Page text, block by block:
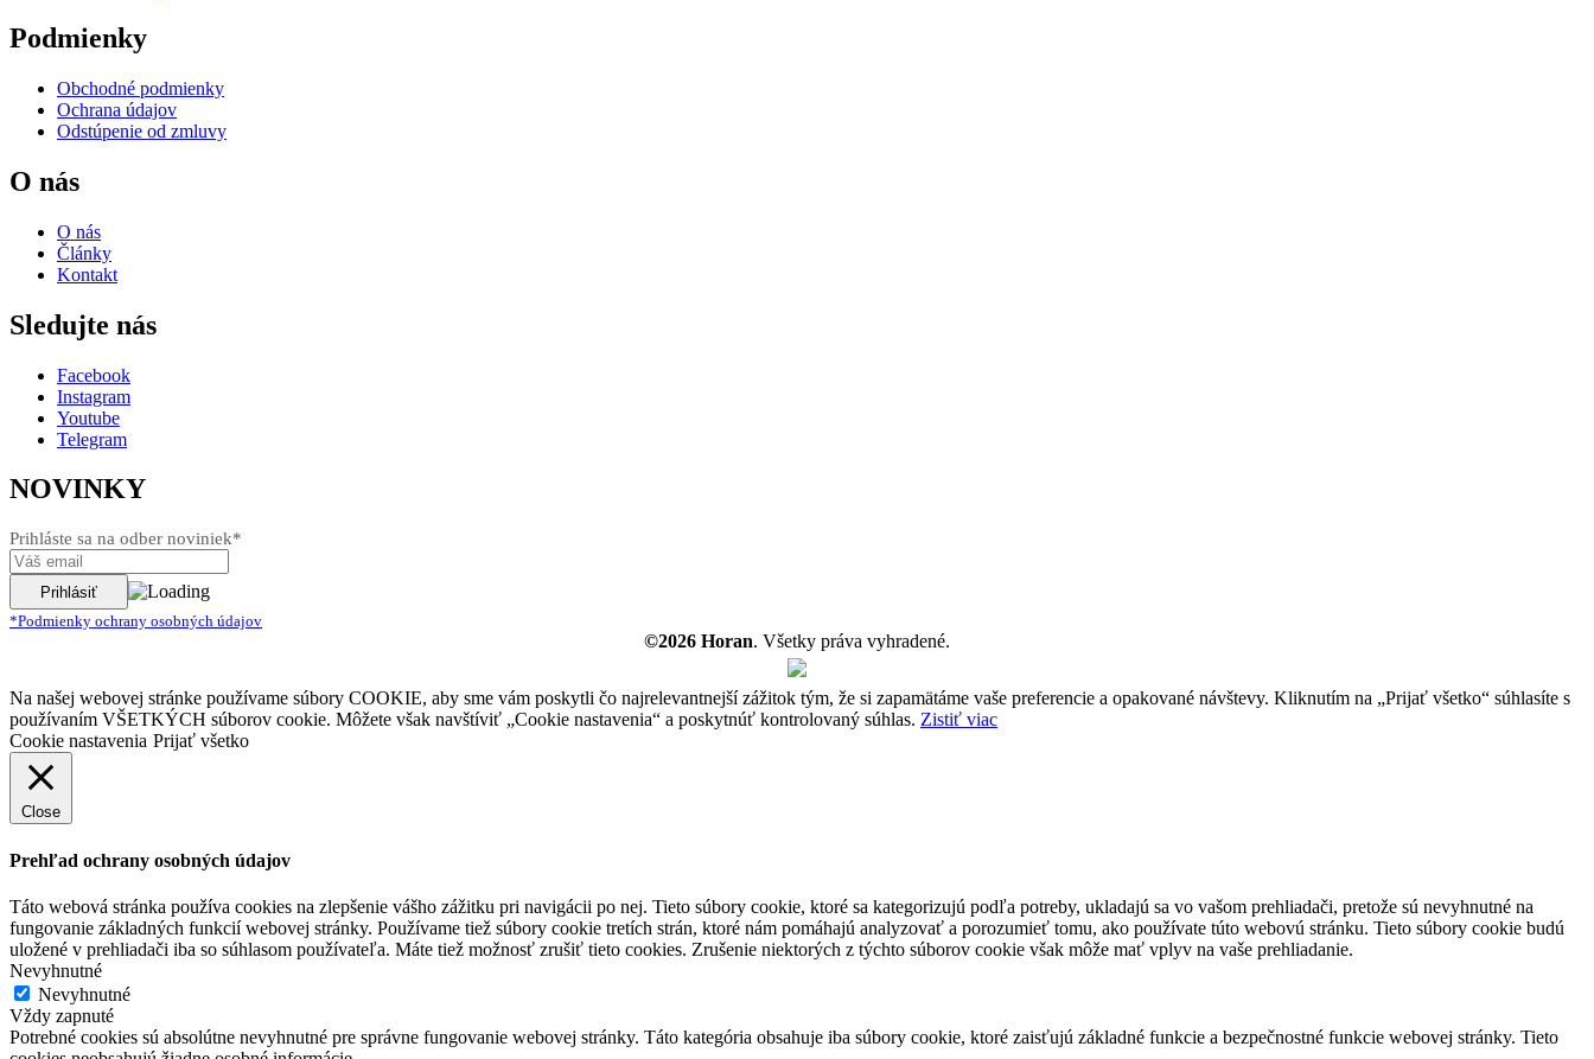
Podmienky
Obchodné podmienky
Ochrana údajov
Odstúpenie od zmluvy
O nás
O nás
Články
Kontakt
Sledujte nás
Facebook
Instagram
Youtube
Telegram
NOVINKY
Prihláste sa na odber noviniek*
*Podmienky ochrany osobných údajov
©2026 Horan. Všetky práva vyhradené.
Na našej webovej stránke používame súbory COOKIE, aby sme vám poskytli čo najrelevantnejší zážitok tým, že si zapamätáme vaše preferencie a opakované návštevy. Kliknutím na „Prijať všetko“ súhlasíte s
používaním VŠETKÝCH súborov cookie. Môžete však navštíviť „Cookie nastavenia“ a poskytnúť kontrolovaný súhlas. Zistiť viac
Cookie nastavenia Prijať všetko
Close
Prehľad ochrany osobných údajov
Táto webová stránka používa cookies na zlepšenie vášho zážitku pri navigácii po nej. Tieto súbory cookie, ktoré sa kategorizujú podľa potreby, ukladajú sa vo vašom prehliadači, pretože sú nevyhnutné na
fungovanie základných funkcií webovej stránky. Používame tiež súbory cookie tretích strán, ktoré nám pomáhajú analyzovať a porozumieť tomu, ako používate túto webovú stránku. Tieto súbory cookie budú
uložené v prehliadači iba so súhlasom používateľa. Máte tiež možnosť zrušiť tieto cookies. Zrušenie niektorých z týchto súborov cookie však môže mať vplyv na vaše prehliadanie.
Nevyhnutné
Nevyhnutné
Vždy zapnuté
Potrebné cookies sú absolútne nevyhnutné pre správne fungovanie webovej stránky. Táto kategória obsahuje iba súbory cookie, ktoré zaisťujú základné funkcie a bezpečnostné funkcie webovej stránky. Tieto